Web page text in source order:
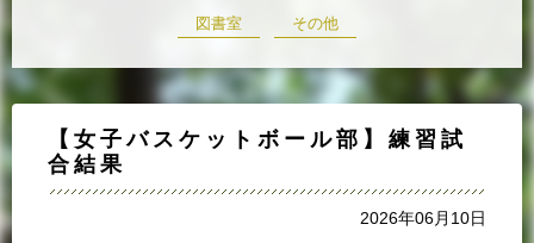
図書室 その他
【女子バスケットボール部】練習試
合結果
2026年06月10日